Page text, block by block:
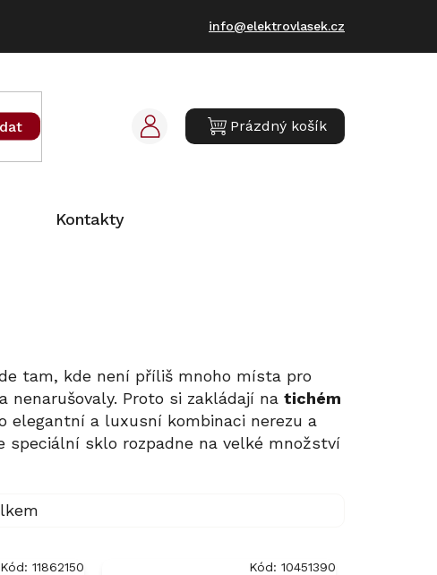
info@elektrovlasek.cz
NÁKUPNÍ
Prázdný košík
Kontakty
tam, kde není příliš mnoho místa pro
nenarušovaly. Proto si zakládají na tichém
elegantní a luxusní kombinaci nerezu a
sklo rozpadne na velké množství
Kód: 11862150 Kód: 10451390